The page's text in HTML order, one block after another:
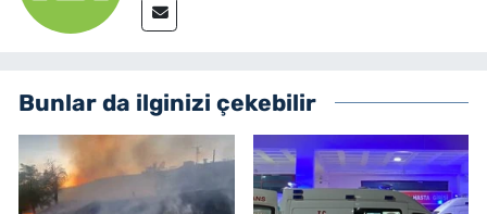
Bunlar da ilginizi çekebilir